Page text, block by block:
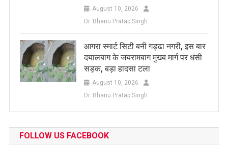
August 10, 2026
Dr. Bhanu Pratap Singh
आगरा स्मार्ट सिटी बनी गड्ढा नगरी, इस बार
दयालबाग के जयरामबाग मुख्य मार्ग पर धंसी
सड़क, बड़ा हादसा टला
August 10, 2026
Dr. Bhanu Pratap Singh
FOLLOW US FACEBOOK